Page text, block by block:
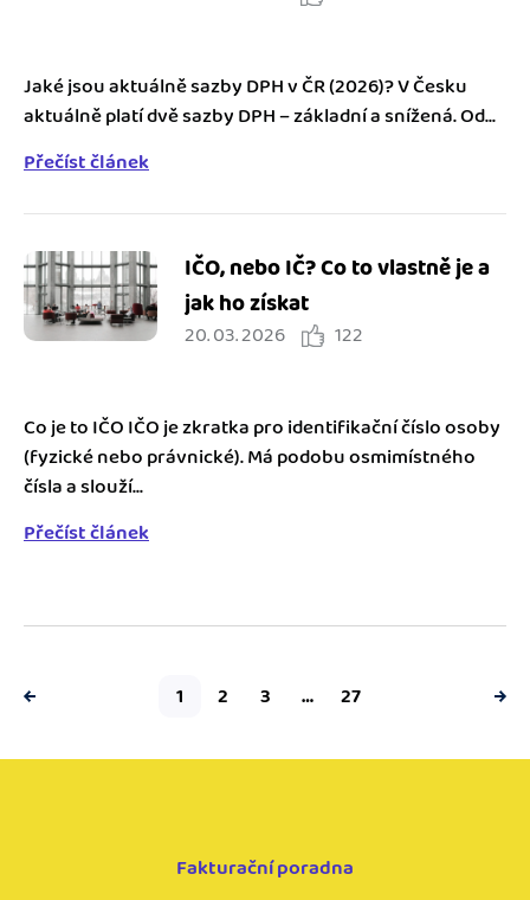
Jaké jsou aktuálně sazby DPH v ČR (2026)? V Česku
aktuálně platí dvě sazby DPH – základní a snížená. Od...
Přečíst článek
IČO, nebo IČ? Co to vlastně je a
jak ho získat
20. 03. 2026 122
Co je to IČO IČO je zkratka pro identifikační číslo osoby
(fyzické nebo právnické). Má podobu osmimístného
čísla a slouží...
Přečíst článek
1 2 3 … 27
Fakturační poradna